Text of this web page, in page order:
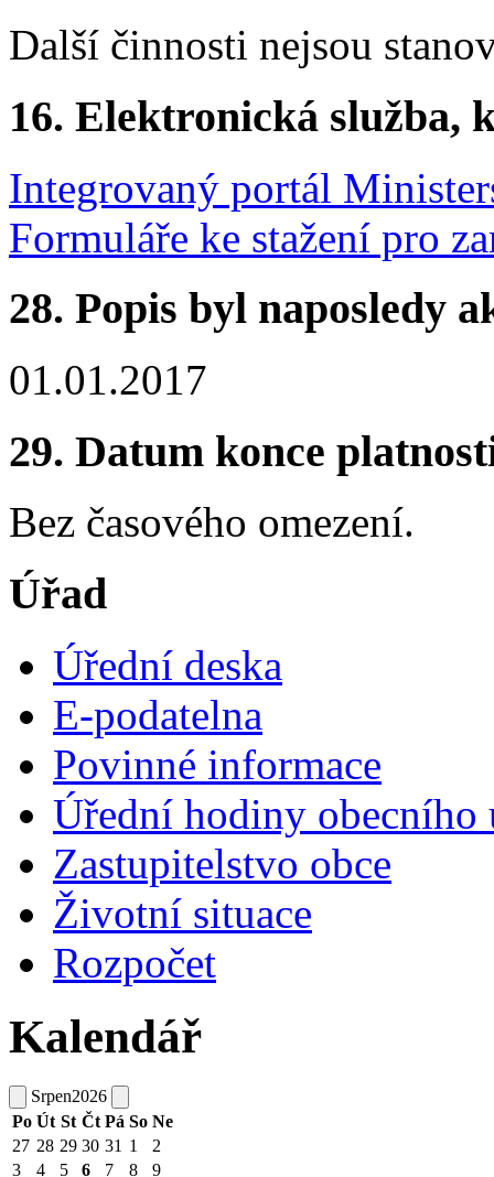
Další činnosti nejsou
16. Elektronická služba,
Integrovaný portál
Formuláře ke stažení pro
28. Popis byl naposledy
01.01.2017
29. Datum konce
Bez časového omezení.
Úřad
Úřední deska
E-podatelna
Povinné informace
Úřední hodiny obecního
Zastupitelstvo obce
Životní situace
Rozpočet
Kalendář
Srpen2026
Po Út St Čt Pá So Ne
27 28 29 30 31 1
2
3
4 5 6 7 8 9